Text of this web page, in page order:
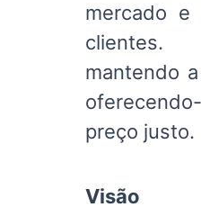
mercado e
mantendo
preço justo.
Visão